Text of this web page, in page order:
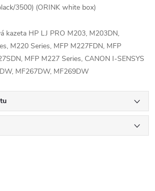
3500) (ORINK white box)
kazeta HP LJ PRO M203, M203DN,
M220 Series, MFP M227FDN, MFP
MFP M227 Series, CANON I-SENSYS
MF267DW, MF269DW